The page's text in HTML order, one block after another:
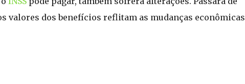
valores dos benefícios reflitam as mudanças econômicas